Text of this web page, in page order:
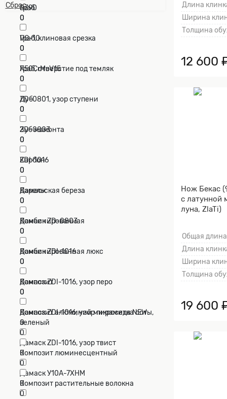
S390
0
VG-10
0
X50CrMoV15
0
ZD-0801, узор ступени
0
ZD-0803
0
ZDI-1016
0
Дамаск
0
Дамаск ZD-0803
0
Дамаск ZDI-1016
0
Дамаск ZDI-1016, узор перо
0
Дамаск ZDI-1016, узор пирамида NEW
0
Дамаск ZDI-1016, узор твист
0
Дамаск У10А-7ХНМ
0
Граб
0
Граб, клиновая срезка
0
Граб, отверстие под темляк
0
Дуб
0
Зуб мамонта
0
Карбон
0
Карельская береза
0
Комбинированная
0
Комбинированная люкс
0
Композит
0
Композит алюминий микросетка соты,
зеленый
0
Композит люминесцентный
0
Композит растительные волокна
0
Сброс
Длина
Ширина
Толщина
12 600
Нож Бекас
с латунной
луна, ZlaTi)
Общая
Длина
Ширина
Толщина
19 600